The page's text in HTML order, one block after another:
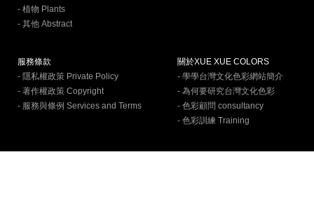
- 植物 Plants
- 其他 Abstract
服務條款
- 隱私權政策 Private Policy
- 著作權政策 Copyright
- 服務與條例 Services and Terms
關於XUE XUE COLORS
- 學學台灣文化色彩網站簡介
- 為何要研究台灣文化色彩
- 色彩顧問 consultancy
- 色彩訓練 Training